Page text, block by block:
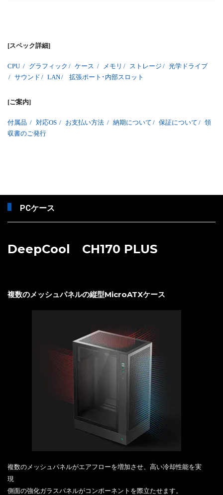
[スペック詳細]
CPU / グラフィック / ケース / メモリ / ストレージ / 光学ドライブ
/ サウンド / LAN/ 拡張ポート･内部スロット
[ご案内]
付属品 / 対応OS / お支払い方法 / 納期について / 保証について / 領
収書のご発行
PCケース
DeepCool CH170 PLUS
複数のメッシュパネルの縦型MicroATXケース
複数のメッシュパネルがエアフローを増加させ、高い冷却性能を実
現
側面の強化ガラスパネルがコンポーネントを際立たせます。